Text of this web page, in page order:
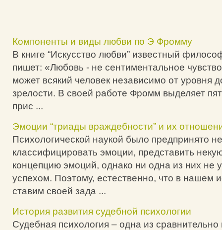
Компоненты и виды любви по Э Фромму
В книге “Искусство любви” известный
пишет: «Любовь - не сентиментальное
может всякий человек независимо от уровня
зрелости. В своей работе Фромм выделяет
прис ...
Эмоции “триады враждебности” и их
Психологической наукой было предпринято
классифицировать эмоции, представить
концепцию эмоций, однако ни одна из них не
успехом. Поэтому, естественно, что в нашем
ставим своей зада ...
История развития судебной психологии
Судебная психология – одна из